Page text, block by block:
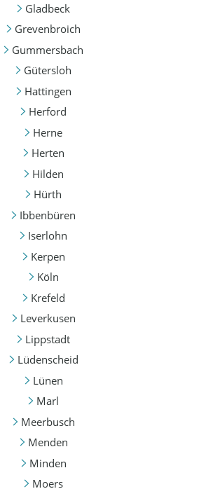
Gladbeck
Grevenbroich
Gummersbach
Gütersloh
Hattingen
Herford
Herne
Herten
Hilden
Hürth
Ibbenbüren
Iserlohn
Kerpen
Köln
Krefeld
Leverkusen
Lippstadt
Lüdenscheid
Lünen
Marl
Meerbusch
Menden
Minden
Moers